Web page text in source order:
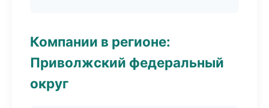
Компании в регионе:
Приволжский федеральный
округ